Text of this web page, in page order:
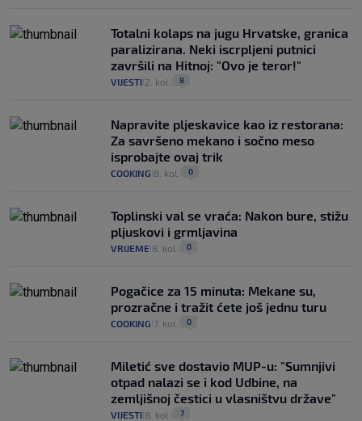
Totalni kolaps na jugu Hrvatske, granica
paralizirana. Neki iscrpljeni putnici
završili na Hitnoj: "Ovo je teror!"
VIJESTI 2. kol. 8
Napravite pljeskavice kao iz restorana:
Za savršeno mekano i sočno meso
isprobajte ovaj trik
COOKING 8. kol. 0
Toplinski val se vraća: Nakon bure, stižu
pljuskovi i grmljavina
VRIJEME 8. kol. 0
Pogačice za 15 minuta: Mekane su,
prozračne i tražit ćete još jednu turu
COOKING 7. kol. 0
Miletić sve dostavio MUP-u: "Sumnjivi
otpad nalazi se i kod Udbine, na
zemljišnoj čestici u vlasništvu države"
VIJESTI 8. kol. 7